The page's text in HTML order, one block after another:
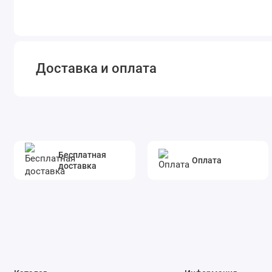
Доставка и оплата
Бесплатная
доставка
Оплата